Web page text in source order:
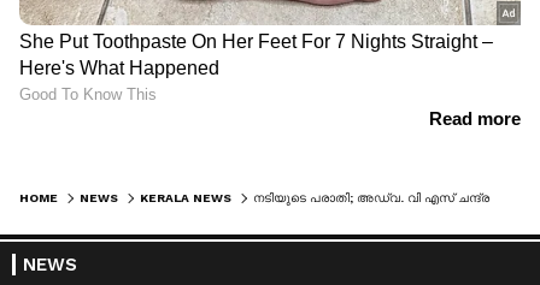
HOME NEWS KERALA NEWS നടിയുടെ പരാതി; അഡ്വ. വി എസ് ചന്ദ്രശേഖരന്റെ അറസ്റ്റ് തടഞ്ഞ് കോടതി; സെപ്റ്റംബർ 3 വരെ അറസ്റ്റ് പാടില്ല
NEWS